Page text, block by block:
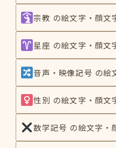
宗教 の絵文字・顔文
星座 の絵文字・顔文
音声・映像記号 の絵
性別 の絵文字・顔文
数学記号 の絵文字・